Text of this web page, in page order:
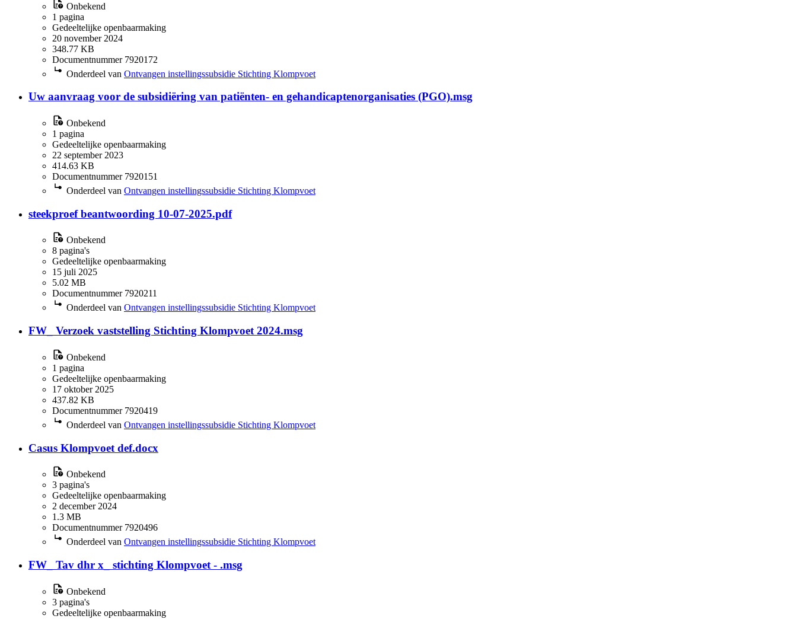
Onbekend
1 pagina
Gedeeltelijke openbaarmaking
20 november 2024
348.77 KB
Documentnummer 7920172
Onderdeel van Ontvangen instellingssubsidie Stichting Klompvoet
Uw aanvraag voor de subsidiëring van patiënten- en gehandicaptenorganisaties (PGO).msg
Onbekend
1 pagina
Gedeeltelijke openbaarmaking
22 september 2023
414.63 KB
Documentnummer 7920151
Onderdeel van Ontvangen instellingssubsidie Stichting Klompvoet
steekproef beantwoording 10-07-2025.pdf
Onbekend
8 pagina's
Gedeeltelijke openbaarmaking
15 juli 2025
5.02 MB
Documentnummer 7920211
Onderdeel van Ontvangen instellingssubsidie Stichting Klompvoet
FW_ Verzoek vaststelling Stichting Klompvoet 2024.msg
Onbekend
1 pagina
Gedeeltelijke openbaarmaking
17 oktober 2025
437.82 KB
Documentnummer 7920419
Onderdeel van Ontvangen instellingssubsidie Stichting Klompvoet
Casus Klompvoet def.docx
Onbekend
3 pagina's
Gedeeltelijke openbaarmaking
2 december 2024
1.3 MB
Documentnummer 7920496
Onderdeel van Ontvangen instellingssubsidie Stichting Klompvoet
FW_ Tav dhr x_ stichting Klompvoet - .msg
Onbekend
3 pagina's
Gedeeltelijke openbaarmaking